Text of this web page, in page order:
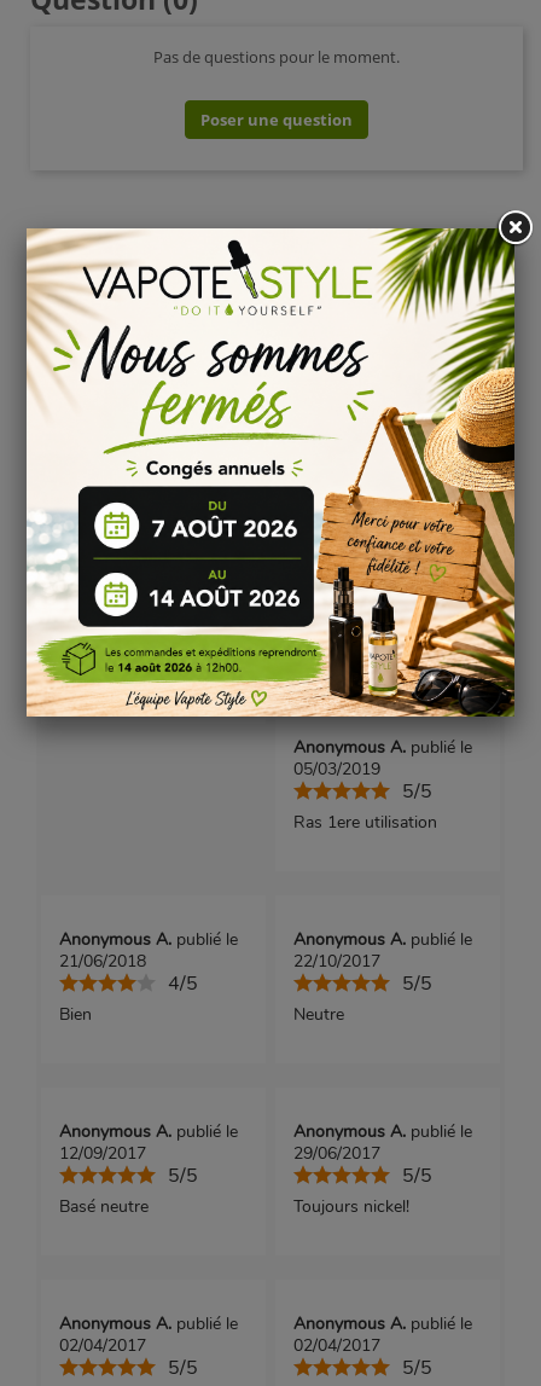
Pas de questions pour le moment.
Poser une question
AVIS VÉRIFIÉS(13)
Based on13customer reviews
Anonymous A.publié le
23/10/2020
5/5
La composizione più
rapida ed utile che abbia
mai usato
Anonymous A.publié le
10/10/2020
4/5
RIEN A SIGNALER
Anonymous A. publié le
05/03/2019
5/5
Ras 1ere utilisation
Anonymous A. publié le
21/06/2018
4/5
Bien
Anonymous A. publié le
22/10/2017
5/5
Neutre
Anonymous A. publié le
12/09/2017
5/5
Basé neutre
Anonymous A. publié le
29/06/2017
5/5
Toujours nickel!
Anonymous A. publié le
02/04/2017
5/5
Anonymous A. publié le
02/04/2017
5/5